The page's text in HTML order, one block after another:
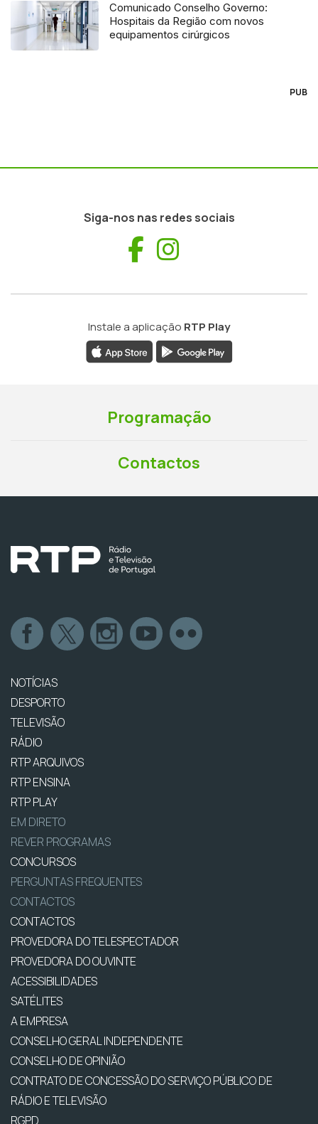
Comunicado Conselho Governo:
Hospitais da Região com novos
equipamentos cirúrgicos
PUB
Siga-nos nas redes sociais
Facebook
Instale a aplicação RTP Play
Programação
Contactos
NOTÍCIAS
DESPORTO
TELEVISÃO
RÁDIO
RTP ARQUIVOS
RTP ENSINA
RTP PLAY
EM DIRETO
REVER PROGRAMAS
CONCURSOS
PERGUNTAS FREQUENTES
CONTACTOS
CONTACTOS
PROVEDORA DO TELESPECTADOR
PROVEDORA DO OUVINTE
ACESSIBILIDADES
SATÉLITES
A EMPRESA
CONSELHO GERAL INDEPENDENTE
CONSELHO DE OPINIÃO
CONTRATO DE CONCESSÃO DO SERVIÇO PÚBLICO DE
RÁDIO E TELEVISÃO
RGPD